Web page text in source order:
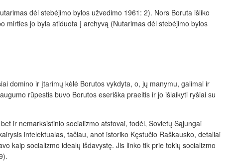
dėl stebėjimo bylos užvedimo 1961: 2). Nors Boruta išliko
mirties jo byla atiduota į archyvą (Nutarimas dėl stebėjimo bylos
domino ir įtarimų kėlė Borutos vykdyta, o, jų manymu, galimai ir
rūpestis buvo Borutos eseriška praeitis ir jo išlaikyti ryšiai su
ir nemarksistinio socializmo atstovai, todėl, Sovietų Sąjungai
intelektualas, tačiau, anot istoriko Kęstučio Raškausko, detaliai
kaip socializmo idealų išdavystę. Jis linko tik prie tokių socializmo